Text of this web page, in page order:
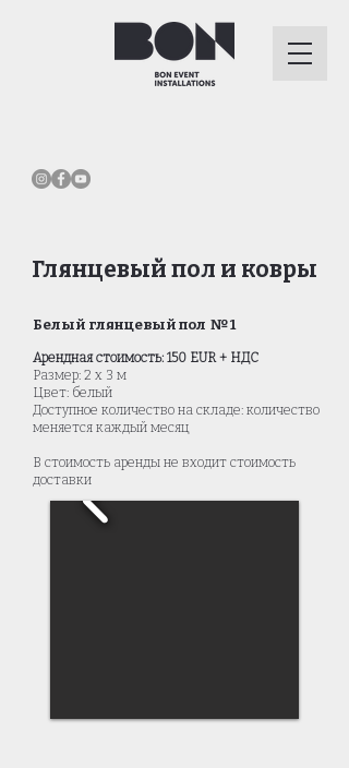
Глянцевый пол и ковры
Белый глянцевый пол № 1
Арендная стоимость: 150 EUR + НДС
Размер: 2 x 3 м
Цвет: белый
Доступное количество на складе: количество
меняется каждый месяц
В стоимость аренды не входит стоимость
доставки